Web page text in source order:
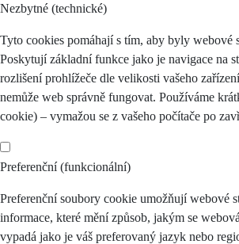
Nezbytné (technické)
Tyto cookies pomáhají s tím, aby byly webové
Poskytují základní funkce jako je navigace na
rozlišení prohlížeče dle velikosti vašeho
nemůže web správně fungovat. Používáme
cookie) – vymažou se z vašeho počítače po
Preferenční (funkcionální)
Preferenční soubory cookie umožňují webové
informace, které mění způsob, jakým se
vypadá jako je váš preferovaný jazyk nebo